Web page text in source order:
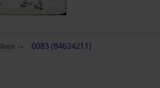
→ 0083 (84624211)